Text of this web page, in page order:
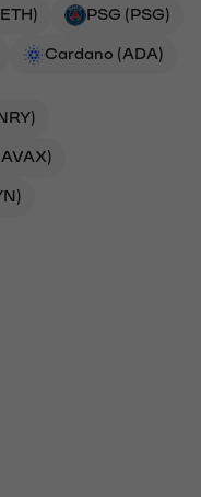
PSG (PSG)
Cardano (ADA)